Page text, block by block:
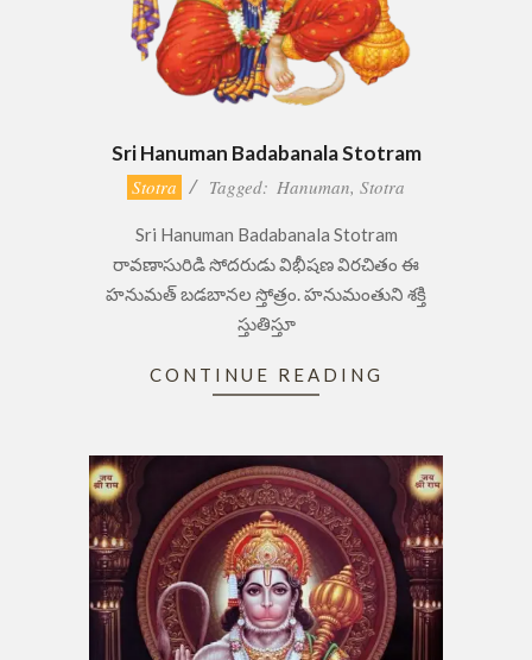
Sri Hanuman Badabanala Stotram
2022-Stotra Tagged: Hanuman, Stotra
Sri Hanuman Badabanala Stotram
రావణాసురిడి సోదరుడు విభీషణ విరచితం ఈ
హనుమత్ బడబానల స్తోత్రం. హనుమంతుని శక్తి
స్తుతిస్తూ
CONTINUE READING